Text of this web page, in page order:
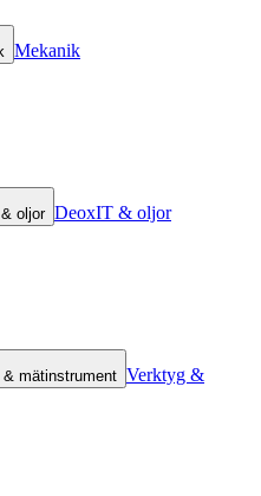
Mekanik
oljor DeoxIT & oljor
mätinstrument Verktyg &